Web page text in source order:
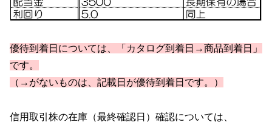
優待到着日については、「カタログ到着日→商品到着日」
です。
（→がないものは、記載日が優待到着日です。）
信用取引株の在庫（最終確認日）確認については、